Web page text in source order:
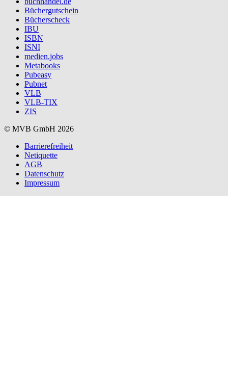
Büchergutschein
Bücherscheck
IBU
ISBN
ISNI
medien.jobs
Metabooks
Pubeasy
Pubnet
VLB
VLB-TIX
ZIS
© MVB GmbH 2026
Barrierefreiheit
Netiquette
AGB
Datenschutz
Impressum